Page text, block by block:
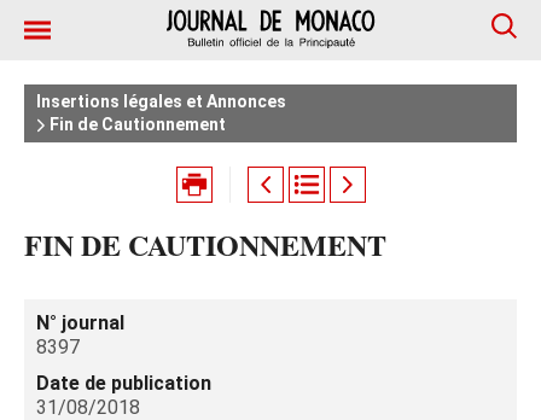
Insertions légales et Annonces
Fin de Cautionnement
FIN DE CAUTIONNEMENT
N° journal
8397
Date de publication
31/08/2018